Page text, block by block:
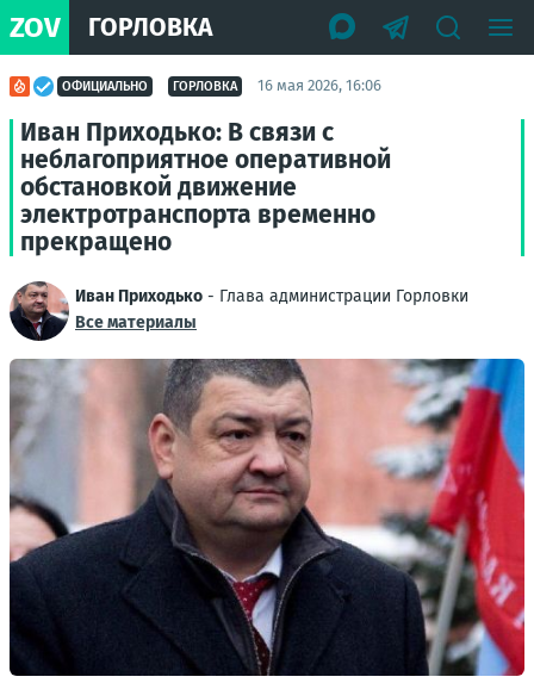
ZOV ГОРЛОВКА
ОФИЦИАЛЬНО ГОРЛОВКА 16 мая 2026, 16:06
Иван Приходько: В связи с
неблагоприятное оперативной
обстановкой движение
электротранспорта временно
прекращено
Иван Приходько - Глава администрации Горловки
Все материалы